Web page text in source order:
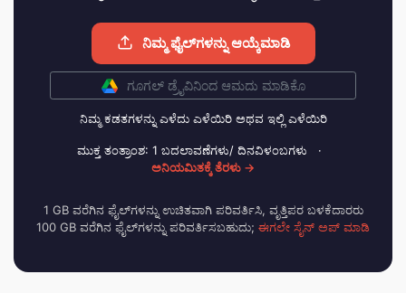
ನಿಮ್ಮ ಫೈಲ್‌ಗಳನ್ನು ಆಯ್ಕೆಮಾಡಿ
ಗೂಗಲ್ ಡ್ರೈವಿನಿಂದ ಆಮದು ಮಾಡಿಕೊ
ನಿಮ್ಮ ಕಡತಗಳನ್ನು ಎಳೆದು ಎಳೆಯಿರಿ ಅಥವ ಇಲ್ಲಿ ಎಳೆಯಿರಿ
ಮುಕ್ತ ತಂತ್ರಾಂಶ: 1 ಬದಲಾವಣೆಗಳು/ ದಿನವಿಳಂಬಗಳು
·
ಅನಿಯಮಿತಕ್ಕೆ ತೆರಳು →
1 GB ವರೆಗಿನ ಫೈಲ್‌ಗಳನ್ನು ಉಚಿತವಾಗಿ ಪರಿವರ್ತಿಸಿ, ವೃತ್ತಿಪರ ಬಳಕೆದಾರರು
100 GB ವರೆಗಿನ ಫೈಲ್‌ಗಳನ್ನು ಪರಿವರ್ತಿಸಬಹುದು; ಈಗಲೇ ಸೈನ್ ಅಪ್ ಮಾಡಿ